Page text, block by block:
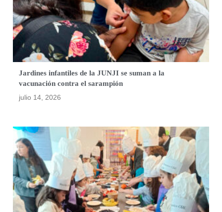
Jardines infantiles de la JUNJI se suman a la
vacunación contra el sarampión
julio 14, 2026